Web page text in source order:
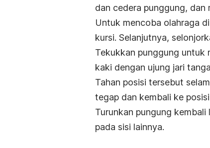
dan cedera punggung, dan
Untuk mencoba olahraga
kursi. Selanjutnya,
Tekukkan punggung untuk
kaki dengan ujung jari
Tahan posisi tersebut
tegap dan kembali ke
Turunkan pungung
pada sisi lainnya.